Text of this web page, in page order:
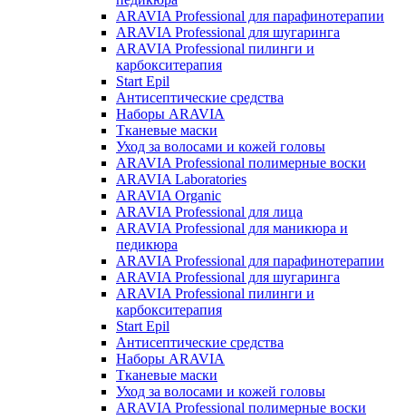
ARAVIA Professional для парафинотерапии
ARAVIA Professional для шугаринга
ARAVIA Professional пилинги и
карбокситерапия
Start Epil
Антисептические средства
Наборы ARAVIA
Тканевые маски
Уход за волосами и кожей головы
ARAVIA Professional полимерные воски
ARAVIA Laboratories
ARAVIA Organic
ARAVIA Professional для лица
ARAVIA Professional для маникюра и
педикюра
ARAVIA Professional для парафинотерапии
ARAVIA Professional для шугаринга
ARAVIA Professional пилинги и
карбокситерапия
Start Epil
Антисептические средства
Наборы ARAVIA
Тканевые маски
Уход за волосами и кожей головы
ARAVIA Professional полимерные воски